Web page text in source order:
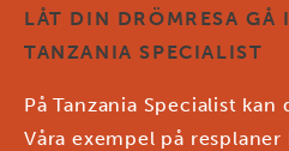
LÅT DIN DRÖMRESA GÅ
TANZANIA SPECIALIST
På Tanzania Specialist kan
Våra exempel på resplaner